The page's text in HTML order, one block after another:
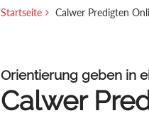
Startseite Calwer Predigten
Orientierung geben in
Calwer